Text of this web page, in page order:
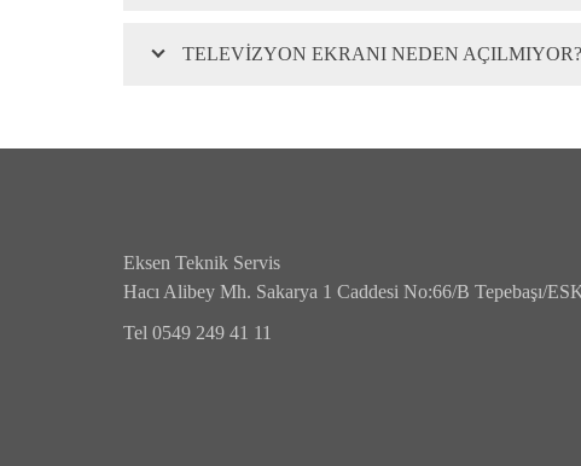
TELEVIZYON EKRANI NEDEN AÇILMIYOR?
Eksen Teknik Servis
Hacı Alibey Mh. Sakarya 1 Caddesi No:66/B Tepebaşı/
Tel 0549 249 41 11